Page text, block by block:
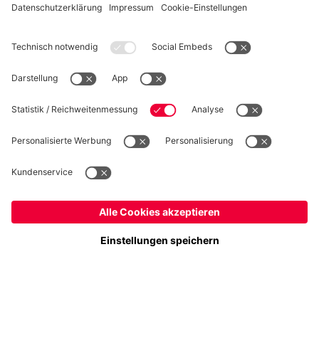
WIDERRUF
Datenschutz
Cookie Details
Preise inkl. Steuern und Abgaben
© FC Bayern München AG
FC Bayern München AG, Säbener Str. 51-57, 81547 München
Ja,Schweiz, um dorthin zu liefern!
Weltweit, um dorthin zu liefern!